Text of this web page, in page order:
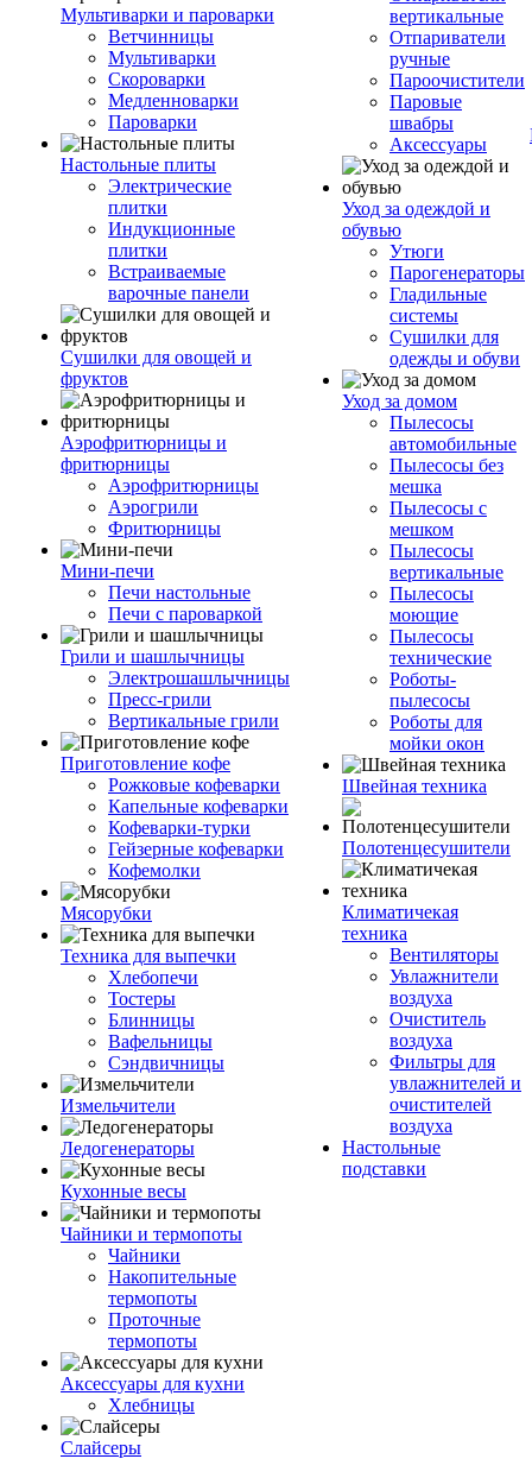
Мультиварки и пароварки
Ветчинницы
Мультиварки
Скороварки
Медленноварки
Пароварки
Настольные плиты
Электрические
плитки
Индукционные
плитки
Встраиваемые
варочные панели
Сушилки для овощей и
фруктов
Аэрофритюрницы и
фритюрницы
Аэрофритюрницы
Аэрогрили
Фритюрницы
Мини-печи
Печи настольные
Печи с пароваркой
Грили и шашлычницы
Электрошашлычницы
Пресс-грили
Вертикальные грили
Приготовление кофе
Рожковые кофеварки
Капельные кофеварки
Кофеварки-турки
Гейзерные кофеварки
Кофемолки
Мясорубки
Техника для выпечки
Хлебопечи
Тостеры
Блинницы
Вафельницы
Сэндвичницы
Измельчители
Ледогенераторы
Кухонные весы
Чайники и термопоты
Чайники
Накопительные
термопоты
Проточные
термопоты
Аксессуары для кухни
Хлебницы
Слайсеры
вертикальные
Отпариватели
ручные
Пароочистители
Паровые
швабры
Аксессуары
Уход за одеждой и
обувью
Утюги
Парогенераторы
Гладильные
системы
Сушилки для
одежды и обуви
Уход за домом
Пылесосы
автомобильные
Пылесосы без
мешка
Пылесосы с
мешком
Пылесосы
вертикальные
Пылесосы
моющие
Пылесосы
технические
Роботы-
пылесосы
Роботы для
мойки окон
Швейная техника
Полотенцесушители
Климатичекая
техника
Вентиляторы
Увлажнители
воздуха
Очиститель
воздуха
Фильтры для
увлажнителей и
очистителей
воздуха
Настольные
подставки